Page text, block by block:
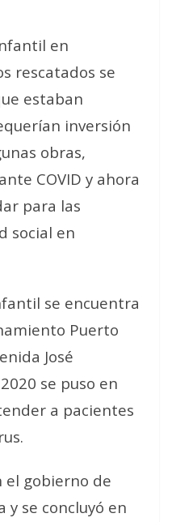
en
rescatados se
estaban
inversión
obras,
COVID y ahora
para las
social en
se encuentra
Puerto
José
se puso en
a pacientes
el gobierno de
y se concluyó en